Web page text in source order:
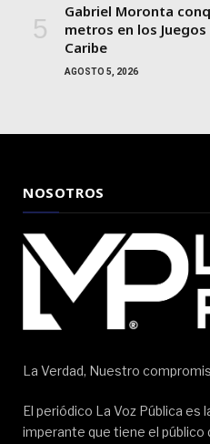
Gabriel Moronta
metros en los
Caribe
AGOSTO 5, 2026
NOSOTROS
La Verdad, Nuestro
El periódico La Voz Pública es
imperante que tiene el público